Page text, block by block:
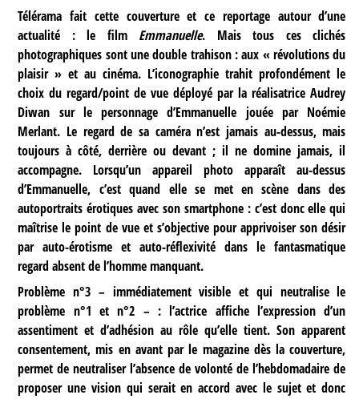
Télérama fait cette couverture et ce reportage autour d’une
actualité : le film Emmanuelle. Mais tous ces clichés
photographiques sont une double trahison : aux « révolutions du
plaisir » et au cinéma. L’iconographie trahit profondément le
choix du regard/point de vue déployé par la réalisatrice Audrey
Diwan sur le personnage d’Emmanuelle jouée par Noémie
Merlant. Le regard de sa caméra n’est jamais au-dessus, mais
toujours à côté, derrière ou devant ; il ne domine jamais, il
accompagne. Lorsqu’un appareil photo apparaît au-dessus
d’Emmanuelle, c’est quand elle se met en scène dans des
autoportraits érotiques avec son smartphone : c’est donc elle qui
maîtrise le point de vue et s’objective pour apprivoiser son désir
par auto-érotisme et auto-réflexivité dans le fantasmatique
regard absent de l’homme manquant.
Problème n°3 – immédiatement visible et qui neutralise le
problème n°1 et n°2 – : l’actrice affiche l’expression d’un
assentiment et d’adhésion au rôle qu’elle tient. Son apparent
consentement, mis en avant par le magazine dès la couverture,
permet de neutraliser l’absence de volonté de l’hebdomadaire de
proposer une vision qui serait en accord avec le sujet et donc